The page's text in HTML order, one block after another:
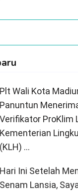
Plt Wali Kota
Panuntun
Verifikator ProKlim
Kementerian
(KLH) ...
Hari Ini Setelah
Senam Lansia,